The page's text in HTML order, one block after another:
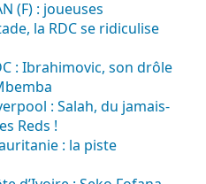
(F) : joueuses
la RDC se ridiculise
: Ibrahimovic, son drôle
: Salah, du jamais-
Reds !
: la piste